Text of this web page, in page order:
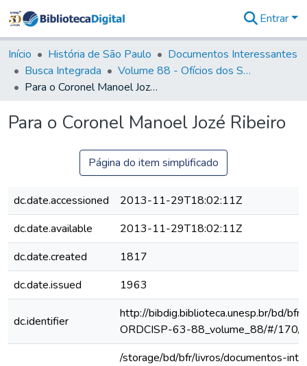
&
Coleções
Tudo na
Biblioteca
Estatísticas
Entrar
Início História de São Paulo
Documentos Interessantes
Busca Integrada
Volume 88 - Ofícios dos Senhores Governadores Interinos da Capitania de São Paulo (1817- 1819)
Para o Coronel Manoel Jozé Ribeiro
Para o Coronel Manoel Jozé Ribeiro
Página do item simplificado
dc.date.accessioned
2013-11-29T18:02:11Z
dc.date.available
2013-11-29T18:02:11Z
dc.date.created
1817
dc.date.issued
1963
dc.identifier
http://bibdig.biblioteca.unesp.br/bd/
ORDCISP-63-88_volume_88/#/170/
/storage/bd/bfr/livros/documentos-